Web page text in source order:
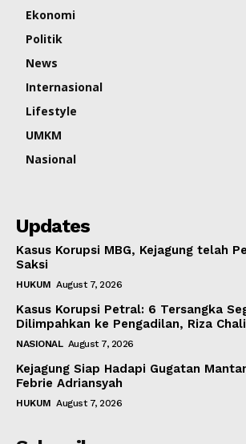
Ekonomi
Politik
News
Internasional
Lifestyle
UMKM
Nasional
Updates
Kasus Korupsi MBG, Kejagung telah
Saksi
HUKUM August 7, 2026
Kasus Korupsi Petral: 6 Tersangka
Dilimpahkan ke Pengadilan, Riza
NASIONAL August 7, 2026
Kejagung Siap Hadapi Gugatan
Febrie Adriansyah
HUKUM August 7, 2026